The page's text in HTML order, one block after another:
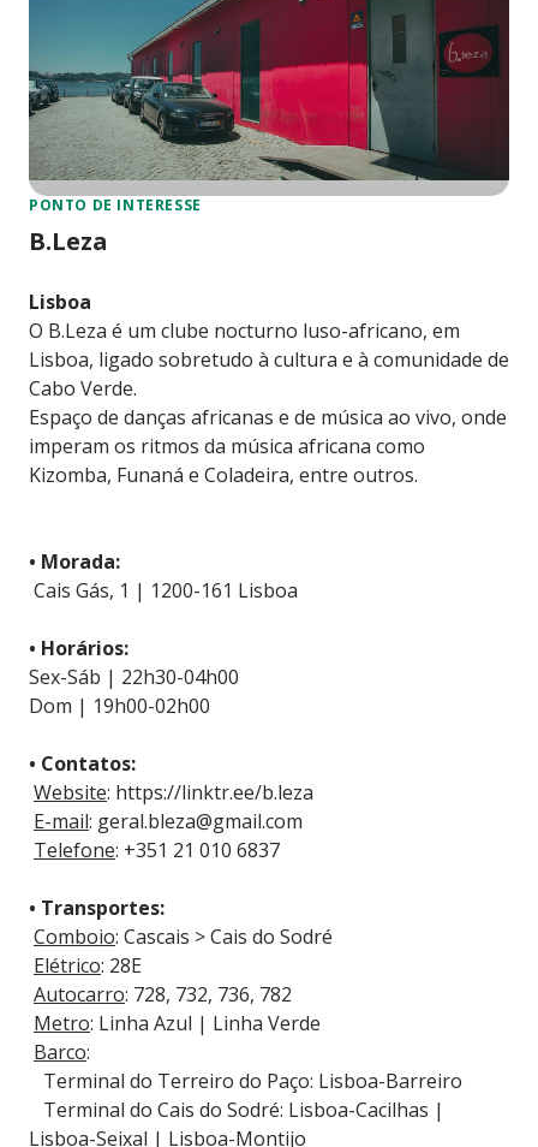
PONTO DE INTERESSE
B.Leza
Lisboa
O B.Leza é um clube nocturno luso-africano, em
Lisboa, ligado sobretudo à cultura e à comunidade de
Cabo Verde.
Espaço de danças africanas e de música ao vivo, onde
imperam os ritmos da música africana como
Kizomba, Funaná e Coladeira, entre outros.
• Morada:
Cais Gás, 1 | 1200-161 Lisboa
• Horários:
Sex-Sáb | 22h30-04h00
Dom | 19h00-02h00
• Contatos:
Website: https://linktr.ee/b.leza
E-mail: geral.bleza@gmail.com
Telefone: +351 21 010 6837
• Transportes:
Comboio: Cascais > Cais do Sodré
Elétrico: 28E
Autocarro: 728, 732, 736, 782
Metro: Linha Azul | Linha Verde
Barco:
Terminal do Terreiro do Paço: Lisboa-Barreiro
Terminal do Cais do Sodré: Lisboa-Cacilhas |
Lisboa-Seixal | Lisboa-Montijo